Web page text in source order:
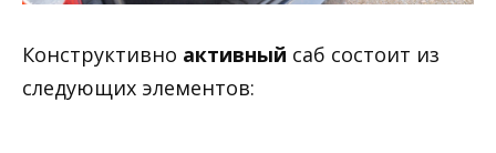
Конструктивно активный саб состоит из
следующих элементов: